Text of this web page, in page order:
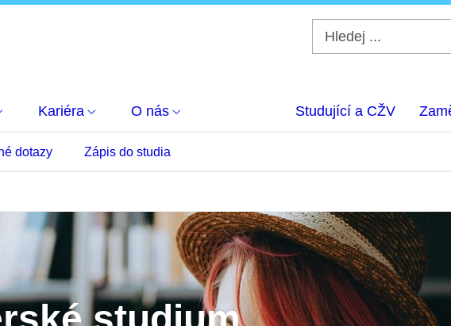
Kariéra O nás Studující a CŽV
dotazy Zápis do studia